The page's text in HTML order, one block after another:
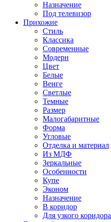
Назначение
Под телевизор
Прихожие
Стиль
Классика
Современные
Модерн
Цвет
Белые
Венге
Светлые
Темные
Размер
Малогабаритные
Форма
Угловые
Отделка и материал
Из МДФ
Зеркальные
Особенности
Купе
Эконом
Назначение
В коридор
Для узкого коридора